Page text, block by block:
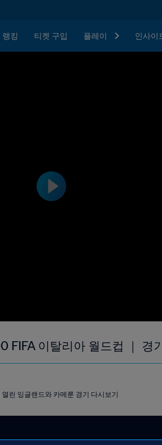
랭킹 티켓 구입 플레이 인사이
FIFA 이탈리아 월드컵 ｜ 경
린 잉글랜드와 카메룬 경기 다시보기